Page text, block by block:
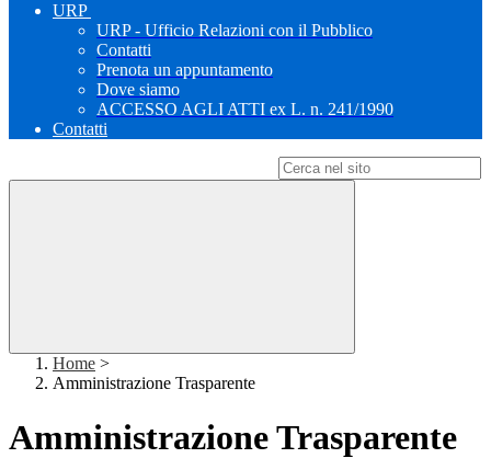
URP
URP - Ufficio Relazioni con il Pubblico
Contatti
Prenota un appuntamento
Dove siamo
ACCESSO AGLI ATTI ex L. n. 241/1990
Contatti
Home >
Amministrazione Trasparente
Amministrazione Trasparente